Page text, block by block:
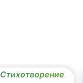
Стихотворение